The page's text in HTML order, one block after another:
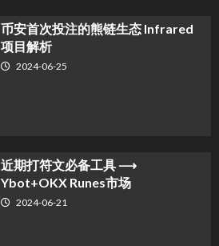
币安首次投注的熊链生态 Infrared
项目解析
2024-06-25
近期打符文必备工具 ⟶
Ybot+OKX Runes市场
2024-06-21